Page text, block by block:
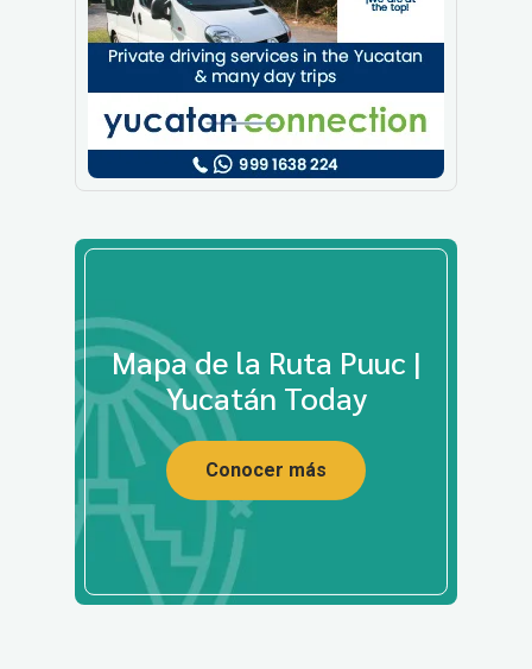
Mapa de la Ruta Puuc |
Yucatán Today
Conocer más